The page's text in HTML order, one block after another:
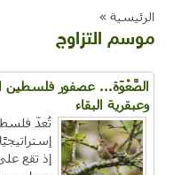
الرئيسية »
موسم التزاوج
الصَّعْوَة... عصفور فلسطين
وعبقرية البقاء
تُعدّ
إذ تقع